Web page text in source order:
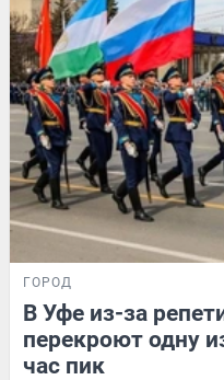
ГОРОД
В Уфе из-за
перекроют одну
час пик